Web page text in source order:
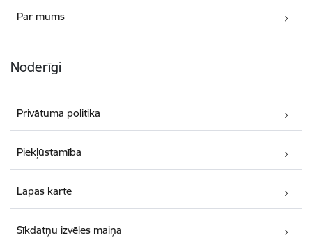
Par mums
Noderīgi
Privātuma politika
Piekļūstamība
Lapas karte
Sīkdatņu izvēles maiņa